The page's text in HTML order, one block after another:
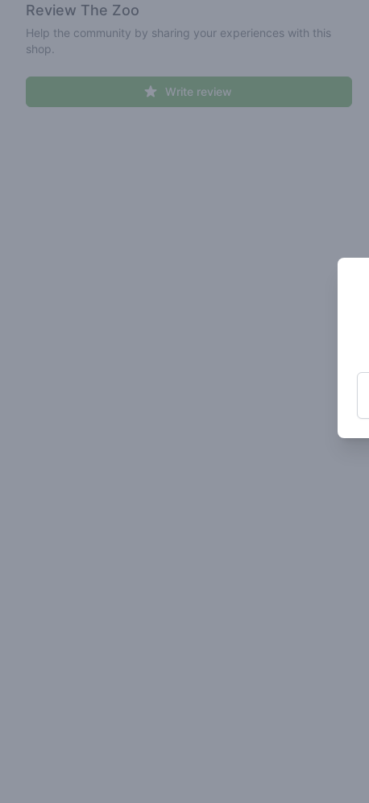
Review The Zoo
Help the community by sharing your experiences with this
shop.
Write review